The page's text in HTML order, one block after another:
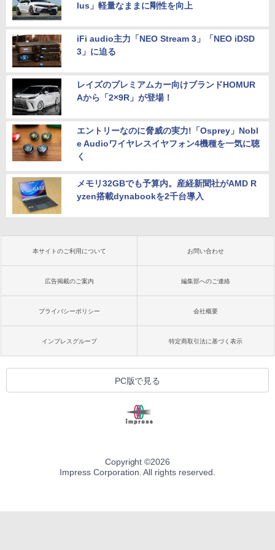
lus」軽量なままに剛性を向上
iFi audio主力「NEO Stream 3」「NEO iDSD
3」に迫る
レイズのプレミアムカー向けブランドHOMUR
Aから「2×9R」が登場！
エントリーなのに脅威の実力!「Osprey」Nobl
e Audioワイヤレスイヤフォン4機種を一気に聴
く
メモリ32GBでも予算内。産経新聞社がAMD R
yzen搭載dynabookを2千台導入
本サイトのご利用について お問い合わせ
広告掲載のご案内 編集部へのご連絡
プライバシーポリシー 会社概要
インプレスグループ 特定商取引法に基づく表示
PC版で見る
Copyright ©2026
Impress Corporation. All rights reserved.